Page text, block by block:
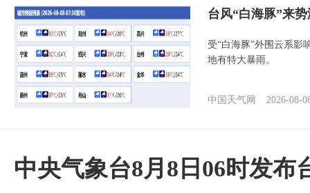
台风“白海豚”来
受“白海豚”外围云系影
地有特大暴雨。
中国天气网 2026-08-
中央气象台8月8日06时发布